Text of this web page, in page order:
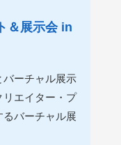
＆展示会 in
バーチャル展示
エイター・プ
るバーチャル展